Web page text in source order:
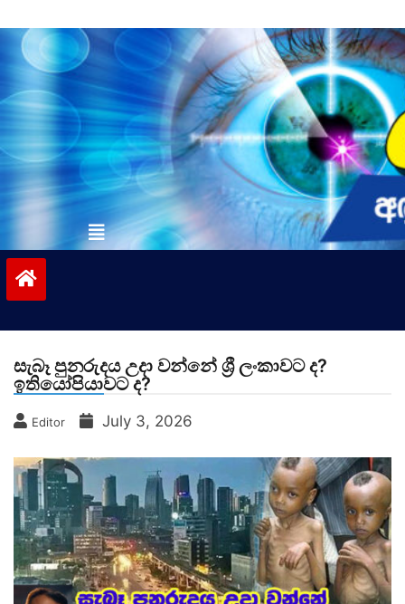
to
contentvinivida.lk
සැබෑ පුනරුදය උදා වන්නේ ශ්‍රී ලංකාවට ද?
ඉතියෝපියාවට ද?
Editor July 3, 2026